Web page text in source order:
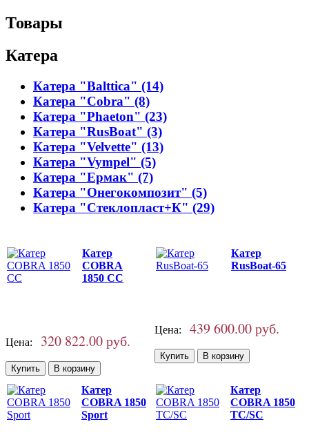
Товары
Катера
Катера "Balttica" (14)
Катера "Cobra" (8)
Катера "Phaeton" (23)
Катера "RusBoat" (3)
Катера "Velvette" (13)
Катера "Vympel" (5)
Катера "Ермак" (7)
Катера "Онегокомпозит" (5)
Катера "Стеклопласт+К" (29)
Катер
COBRA
1850 CC
Цена: 320 822.00 руб.
Катер
RusBoat-65
Цена: 439 600.00 руб.
Катер
COBRA 1850
Sport
Катер
COBRA 1850
TC/SC